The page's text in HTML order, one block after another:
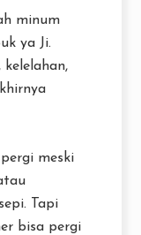
minum
ya Ji.
meski
Tapi
bisa pergi